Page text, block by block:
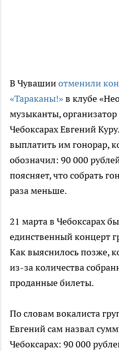
В Чувашииотменили
«Тараканы!» в клубе
музыканты,
Чебоксарах Евгений
выплатить им гонорар,
обозначил: 90 000
поясняет, что собрать
раза меньше.
21 марта в Чебоксарах
единственный концерт
Как выяснилось позже,
из-за количества
проданные билеты.
По словам вокалиста
Евгений сам назвал
Чебоксарах: 90 000